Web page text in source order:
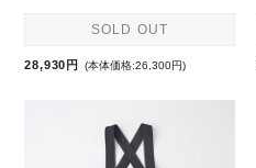
SOLD OUT
28,930円 (本体価格:26,300円)